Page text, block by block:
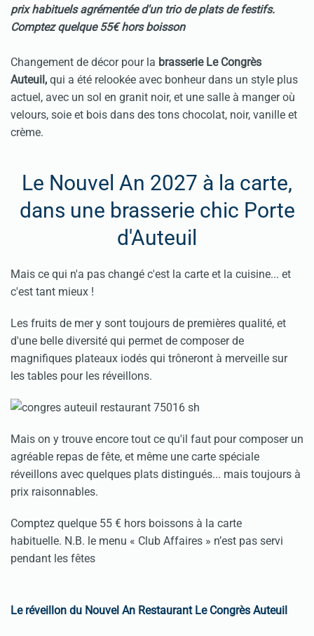
prix habituels agrémentée d'un trio de plats de festifs.
Comptez quelque 55€ hors boisson
Changement de décor pour la brasserie Le Congrès
Auteuil, qui a été relookée avec bonheur dans un style plus
actuel, avec un sol en granit noir, et une salle à manger où
velours, soie et bois dans des tons chocolat, noir, vanille et
crème.
Le Nouvel An 2027 à la carte,
dans une brasserie chic Porte
d'Auteuil
Mais ce qui n'a pas changé c'est la carte et la cuisine... et
c'est tant mieux !
Les fruits de mer y sont toujours de premières qualité, et
d'une belle diversité qui permet de composer de
magnifiques plateaux iodés qui trôneront à merveille sur
les tables pour les réveillons.
Mais on y trouve encore tout ce qu'il faut pour composer un
agréable repas de fête, et même une carte spéciale
réveillons avec quelques plats distingués... mais toujours à
prix raisonnables.
Comptez quelque 55 € hors boissons à la carte
habituelle. N.B. le menu « Club Affaires » n’est pas servi
pendant les fêtes
Le réveillon du Nouvel An Restaurant Le Congrès Auteuil